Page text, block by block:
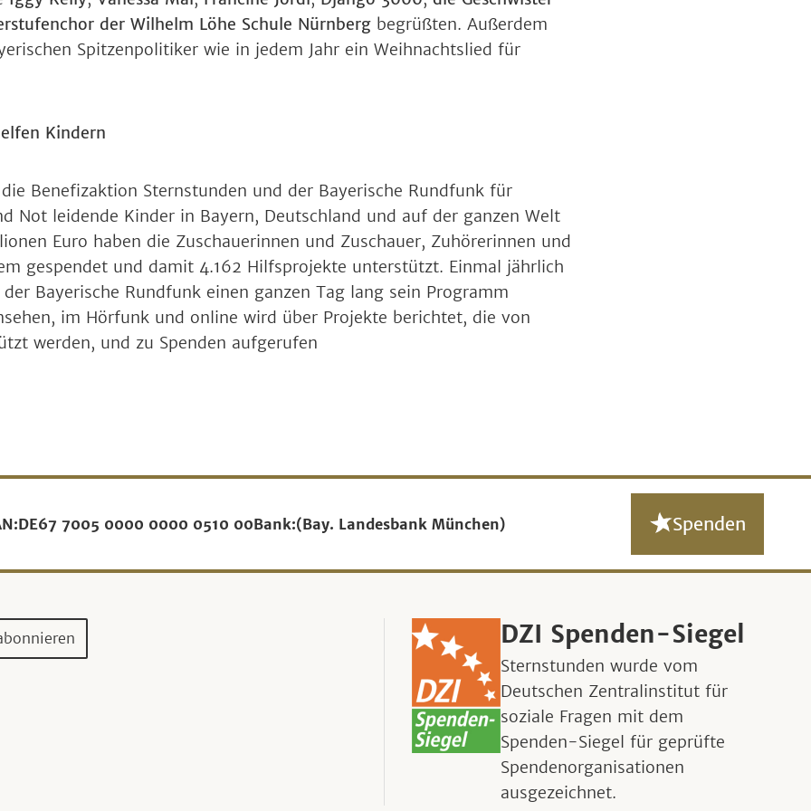
der Wilhelm Löhe Schule Nürnberg begrüßten. Außerdem
Spitzenpolitiker wie in jedem Jahr ein Weihnachtslied für
Kindern
Benefizaktion Sternstunden und der Bayerische Rundfunk für
Not leidende Kinder in Bayern, Deutschland und auf der ganzen Welt
Euro haben die Zuschauerinnen und Zuschauer, Zuhörerinnen und
gespendet und damit 4.162 Hilfsprojekte unterstützt. Einmal jährlich
Bayerische Rundfunk einen ganzen Tag lang sein Programm
im Hörfunk und online wird über Projekte berichtet, die von
werden, und zu Spenden aufgerufen
DE67 7005 0000 0000 0510 00Bank:(Bay. Landesbank München) Spenden
DZI Spenden-Siegel
Sternstunden wurde vom
Deutschen Zentralinstitut für
soziale Fragen mit dem
Spenden-Siegel für geprüfte
Spendenorganisationen
ausgezeichnet.